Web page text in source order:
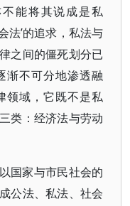
能将其说成是私
法’的追求，私法与
之间的僵死划分已
渐不可分地渗透融
领域，它既不是私
类：经济法与劳动
国家与市民社会的
公法、私法、社会